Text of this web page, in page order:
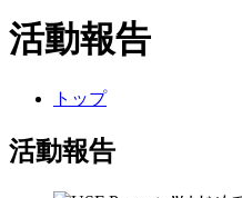
活動報告
トップ
活動報告